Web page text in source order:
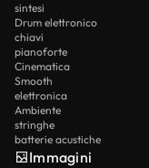
sintesi
Drum elettronico
chiavi
pianoforte
Cinematica
Smooth
elettronica
Ambiente
stringhe
batterie acustiche
Immagini